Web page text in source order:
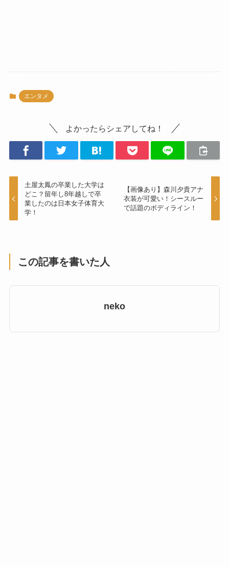
エンタメ
よかったらシェアしてね！
土屋太鳳の卒業した大学は
どこ？留年し8年越しで卒
業したのは日本女子体育大
学！
【画像あり】森川夕貴アナ
衣装が可愛い！シースルー
で話題のボディライン！
この記事を書いた人
neko